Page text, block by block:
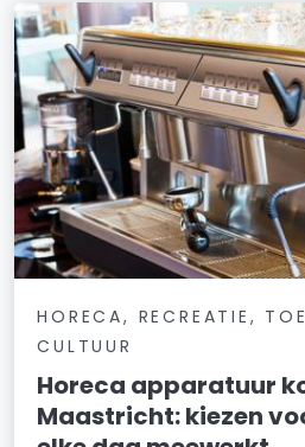
HORECA, RECREATIE,
CULTUUR
Horeca apparatuur
Maastricht: kiezen